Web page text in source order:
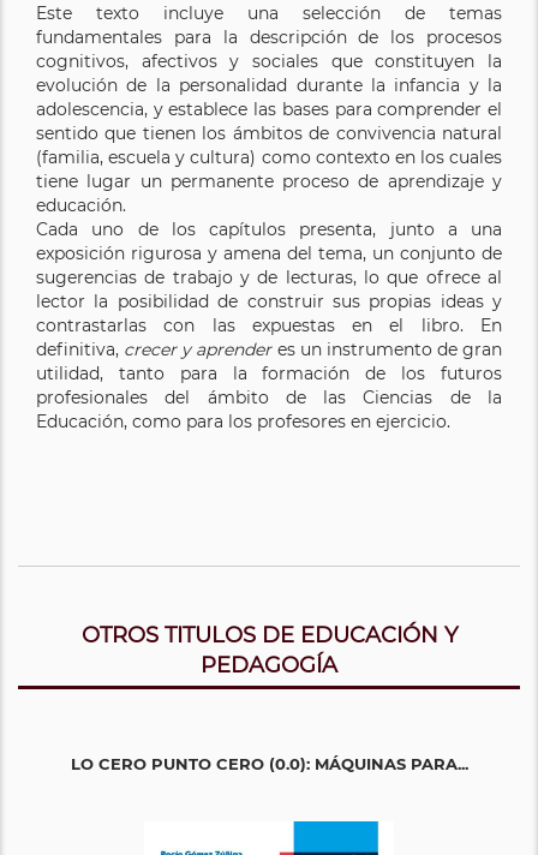
Este texto incluye una selección de temas
fundamentales para la descripción de los procesos
cognitivos, afectivos y sociales que constituyen la
evolución de la personalidad durante la infancia y la
adolescencia, y establece las bases para comprender el
sentido que tienen los ámbitos de convivencia natural
(familia, escuela y cultura) como contexto en los cuales
tiene lugar un permanente proceso de aprendizaje y
educación.
Cada uno de los capítulos presenta, junto a una
exposición rigurosa y amena del tema, un conjunto de
sugerencias de trabajo y de lecturas, lo que ofrece al
lector la posibilidad de construir sus propias ideas y
contrastarlas con las expuestas en el libro. En
definitiva, crecer y aprenderes un instrumento de gran
utilidad, tanto para la formación de los futuros
profesionales del ámbito de las Ciencias de la
Educación, como para los profesores en ejercicio.
OTROS TITULOS DE EDUCACIÓN Y
PEDAGOGÍA
LO CERO PUNTO CERO (0.0): MÁQUINAS PARA...